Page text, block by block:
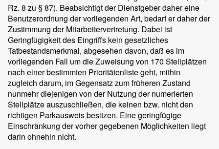
Rz. 8 zu § 87). Beabsichtigt der Dienstgeber daher eine
Benutzerordnung der vorliegenden Art, bedarf er daher der
Zustimmung der Mitarbeitervertretung. Dabei ist
Geringfügigkeit des Eingriffs kein gesetzliches
Tatbestandsmerkmal, abgesehen davon, daß es im
vorliegenden Fall um die Zuweisung von 170 Stellplätzen
nach einer bestimmten Prioritätenliste geht, mithin
zugleich darum, im Gegensatz zum früheren Zustand
nunmehr diejenigen von der Nutzung der numerierten
Stellplätze auszuschließen, die keinen bzw. nicht den
richtigen Parkausweis besitzen. Eine geringfügige
Einschränkung der vorher gegebenen Möglichkeiten liegt
darin ohnehin nicht.